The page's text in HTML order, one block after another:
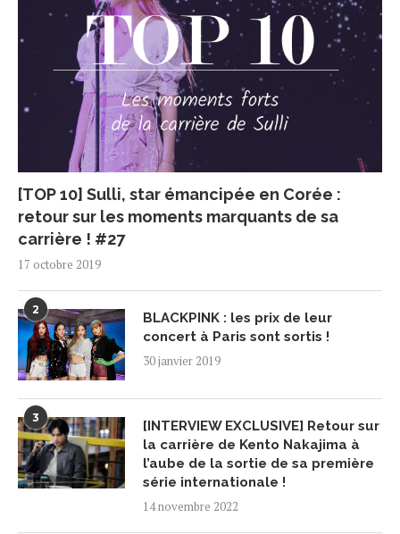
[TOP 10] Sulli, star émancipée en Corée :
retour sur les moments marquants de sa
carrière ! #27
17 octobre 2019
2
BLACKPINK : les prix de leur
concert à Paris sont sortis !
30 janvier 2019
3
[INTERVIEW EXCLUSIVE] Retour sur
la carrière de Kento Nakajima à
l’aube de la sortie de sa première
série internationale !
14 novembre 2022